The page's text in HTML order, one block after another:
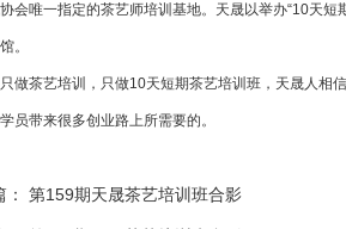
会唯一指定的茶艺师培训 基地。天晟以举办“10天短
。
做茶艺培训，只做10天短期茶艺培训班，天晟人相
员带来很多创业路上所需要的。
： 第159期天晟茶艺培训班合影